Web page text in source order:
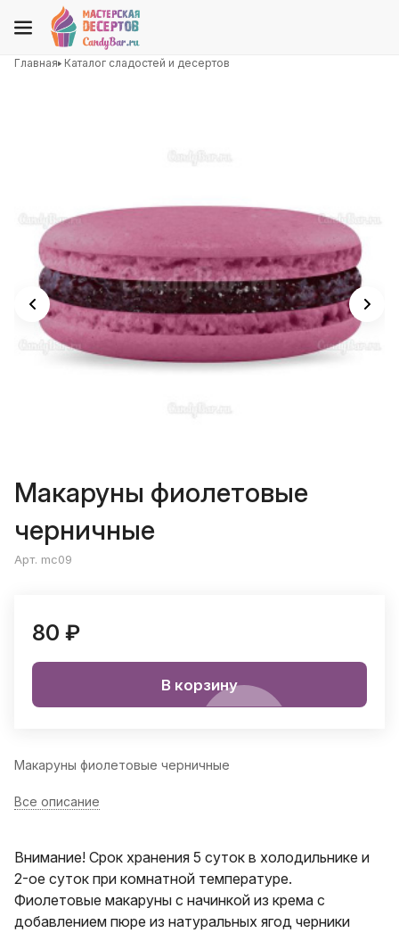
Главная Каталог сладостей и десертов
Макаруны фиолетовые
черничные
Арт. mc09
80 ₽
В корзину
Макаруны фиолетовые черничные
Все описание
Внимание! Срок хранения 5 суток в холодильнике и
2-ое суток при комнатной температуре.
Фиолетовые макаруны с начинкой из крема с
добавлением пюре из натуральных ягод черники